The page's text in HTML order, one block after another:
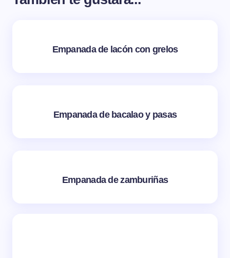
Empanada de lacón con grelos
Empanada de bacalao y pasas
Empanada de zamburiñas